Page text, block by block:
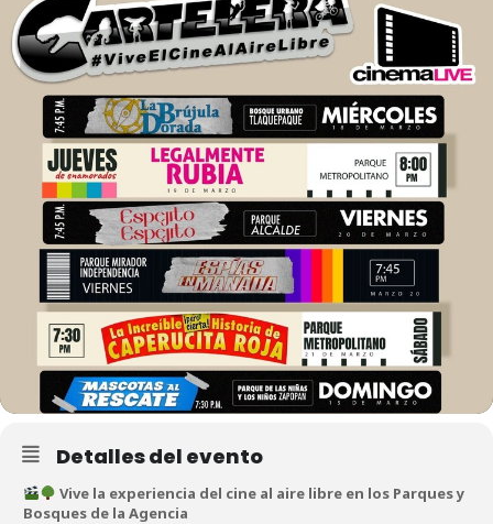
Detalles del evento
Vive la experiencia del cine al aire libre en los Parques y
Bosques de la Agencia